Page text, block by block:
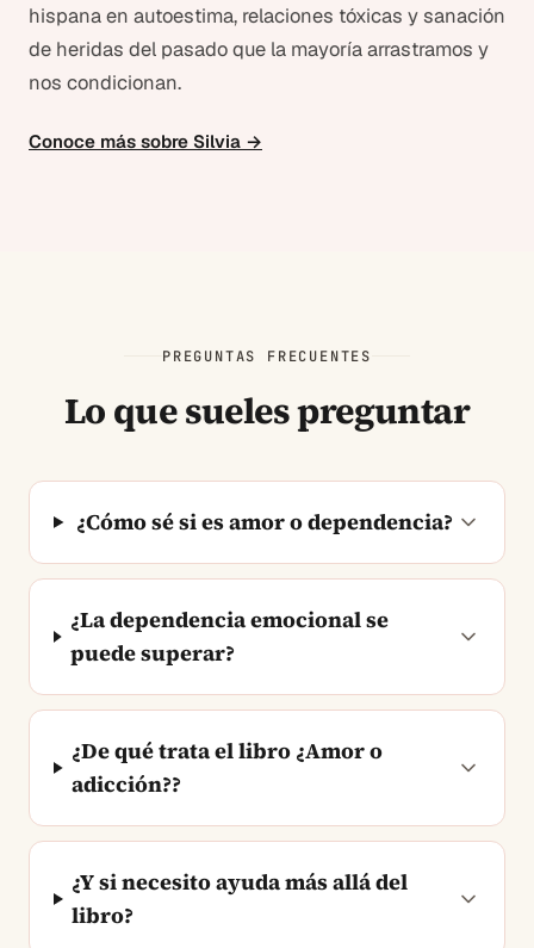
hispana en autoestima, relaciones tóxicas y sanación
de heridas del pasado que la mayoría arrastramos y
nos condicionan.
Conoce más sobre Silvia →
PREGUNTAS FRECUENTES
Lo que sueles preguntar
¿Cómo sé si es amor o dependencia?
¿La dependencia emocional se
puede superar?
¿De qué trata el libro ¿Amor o
adicción??
¿Y si necesito ayuda más allá del
libro?